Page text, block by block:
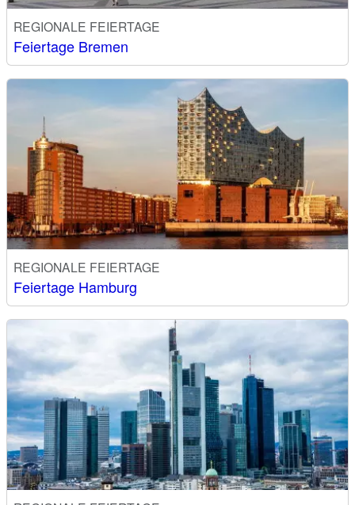
REGIONALE FEIERTAGE
Feiertage Bremen
REGIONALE FEIERTAGE
Feiertage Hamburg